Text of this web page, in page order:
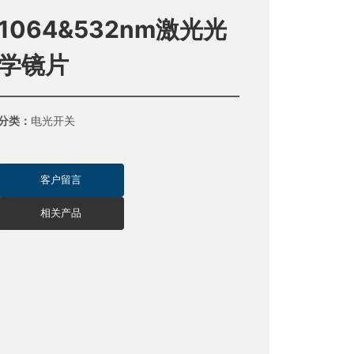
激光光
镜片
类： 电光开关
客户留言
相关产品